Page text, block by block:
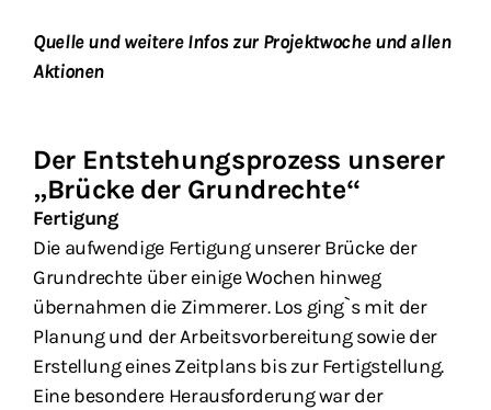
Quelle und weitere Infos zur Projektwoche und allen
Aktionen
Der Entstehungsprozess unserer
„Brücke der Grundrechte“
Fertigung
Die aufwendige Fertigung unserer Brücke der
Grundrechte über einige Wochen hinweg
übernahmen die Zimmerer. Los ging`s mit der
Planung und der Arbeitsvorbereitung sowie der
Erstellung eines Zeitplans bis zur Fertigstellung.
Eine besondere Herausforderung war der